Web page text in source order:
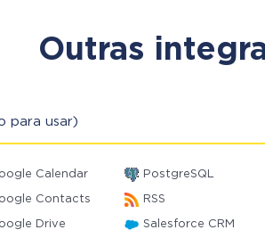
Outras
para usar)
Calendar PostgreSQL
Contacts RSS
Drive Salesforce CRM